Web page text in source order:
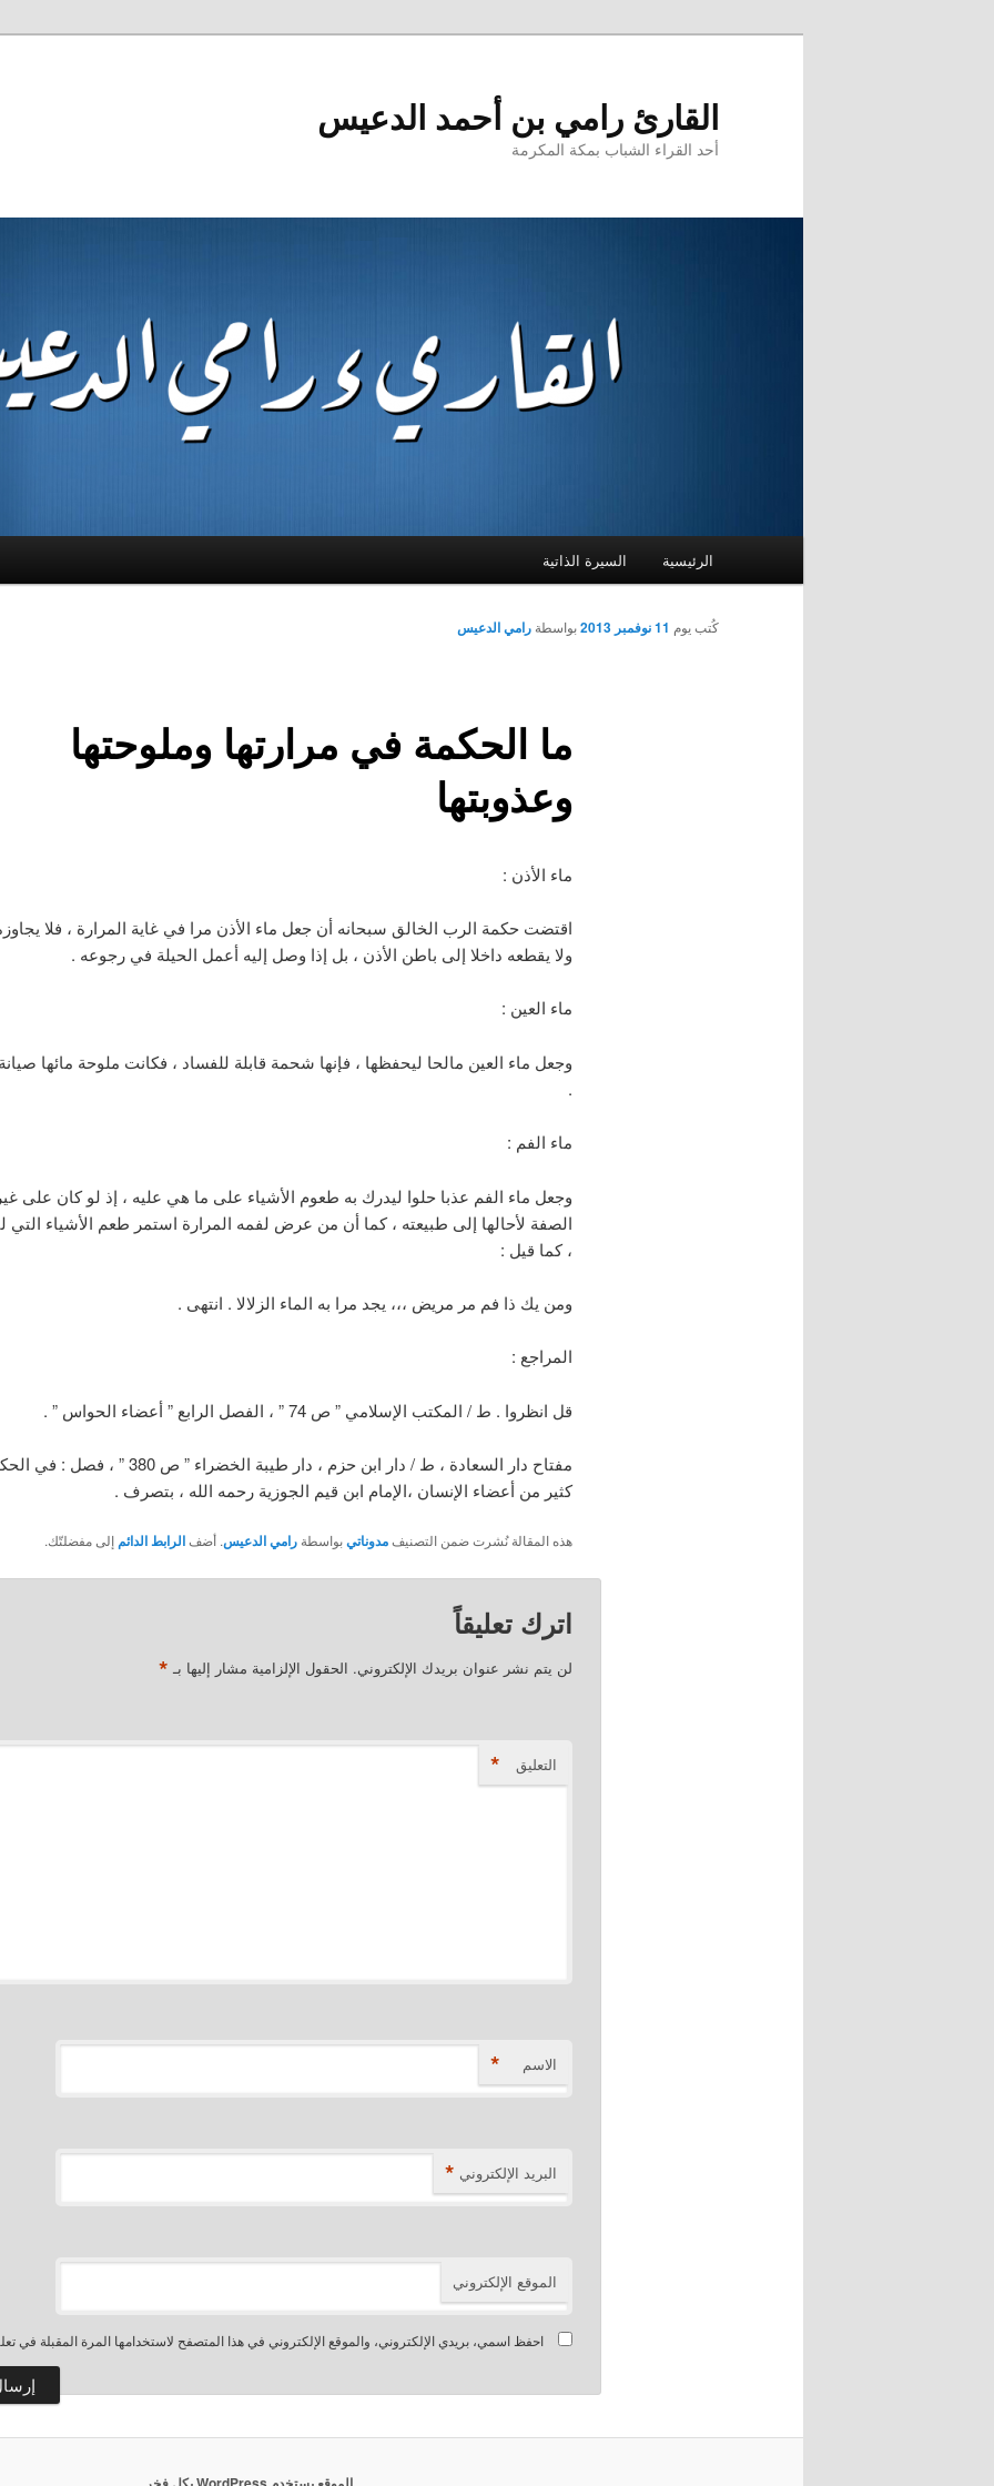
القارئ رامي بن أحمد الدعيس
أحد القراء الشباب بمكة المكرمة
الرئيسية السيرة الذاتية
ما الحكمة في مرارتها وملوحتها
وعذوبتها
كُتب يوم 11 نوفمبر 2013 بواسطة رامي الدعيس
ماء الأذن :
اقتضت حكمة الرب الخالق سبحانه أن جعل ماء الأذن مرا في غاية المرارة ، فلا
ولا يقطعه داخلا إلى باطن الأذن ، بل إذا وصل إليه أعمل الحيلة في رجوعه .
ماء العين :
وجعل ماء العين مالحا ليحفظها ، فإنها شحمة قابلة للفساد ، فكانت ملوحة مائها
.
ماء الفم :
وجعل ماء الفم عذبا حلوا ليدرك به طعوم الأشياء على ما هي عليه ، إذ لو كان على
الصفة لأحالها إلى طبيعته ، كما أن من عرض لفمه المرارة استمر طعم الأشياء
، كما قيل :
ومن يك ذا فم مر مريض ،،، يجد مرا به الماء الزلالا . انتهى .
المراجع :
قل انظروا . ط / المكتب الإسلامي ” ص 74 ” ، الفصل الرابع ” أعضاء الحواس ” .
مفتاح دار السعادة ، ط / دار ابن حزم ، دار طيبة الخضراء ” ص
كثير من أعضاء الإنسان ،الإمام ابن قيم الجوزية رحمه الله ، بتصرف .
هذه المقالة نُشرت ضمن التصنيفمدوناتيبواسطة رامي الدعيس. أضفالرابط الدائم إلى مفضلتّك.
اترك تعليقاً
لن يتم نشر عنوان بريدك الإلكتروني. الحقول الإلزامية مشار إليها بـ *
التعليق *
الاسم *
البريد الإلكتروني *
الموقع الإلكتروني
احفظ اسمي، بريدي الإلكتروني، والموقع الإلكتروني في هذا المتصفح لاستخدامها المرة المقبلة في